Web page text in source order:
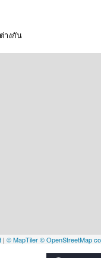
างกัน
|© MapTiler© OpenStreetMap